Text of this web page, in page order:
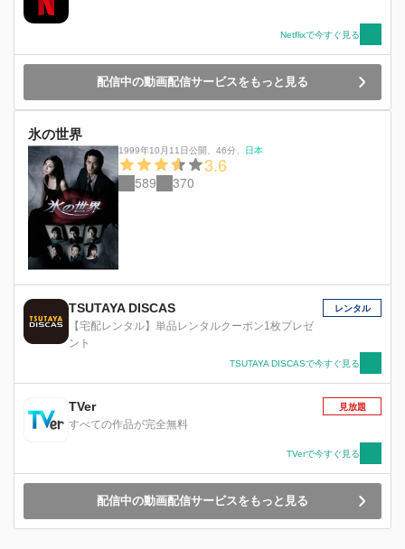
先生（釈由美子）。美桜と出会った夜に花を届け
た際にホスト仲間に殴られていたのを救ったのが
縁で花屋に居候することになった工藤直哉（松田
翔太）。 花屋を借りる際に保証人になってくれ
た喫茶店のマスター四条健吾（寺島進）。英治が
抱いて英治の周囲に見え隠れする男、安西輝夫
（三浦友和）。といった人々と英治、雫を中心に
様々な愛の形が描かれていく。 美桜は歯に衣着
Netflixで今すぐ見る
配信中の動画配信サービスをもっと見る
氷の世界
1999年10月11日公開 46分 日本
3.6
589 370
TSUTAYA DISCAS
【宅配レンタル】単品レンタルクーポン1枚プレゼ
ント
レンタル
TSUTAYA DISCASで今すぐ見る
TVer
すべての作品が完全無料
見放題
TVerで今すぐ見る
配信中の動画配信サービスをもっと見る